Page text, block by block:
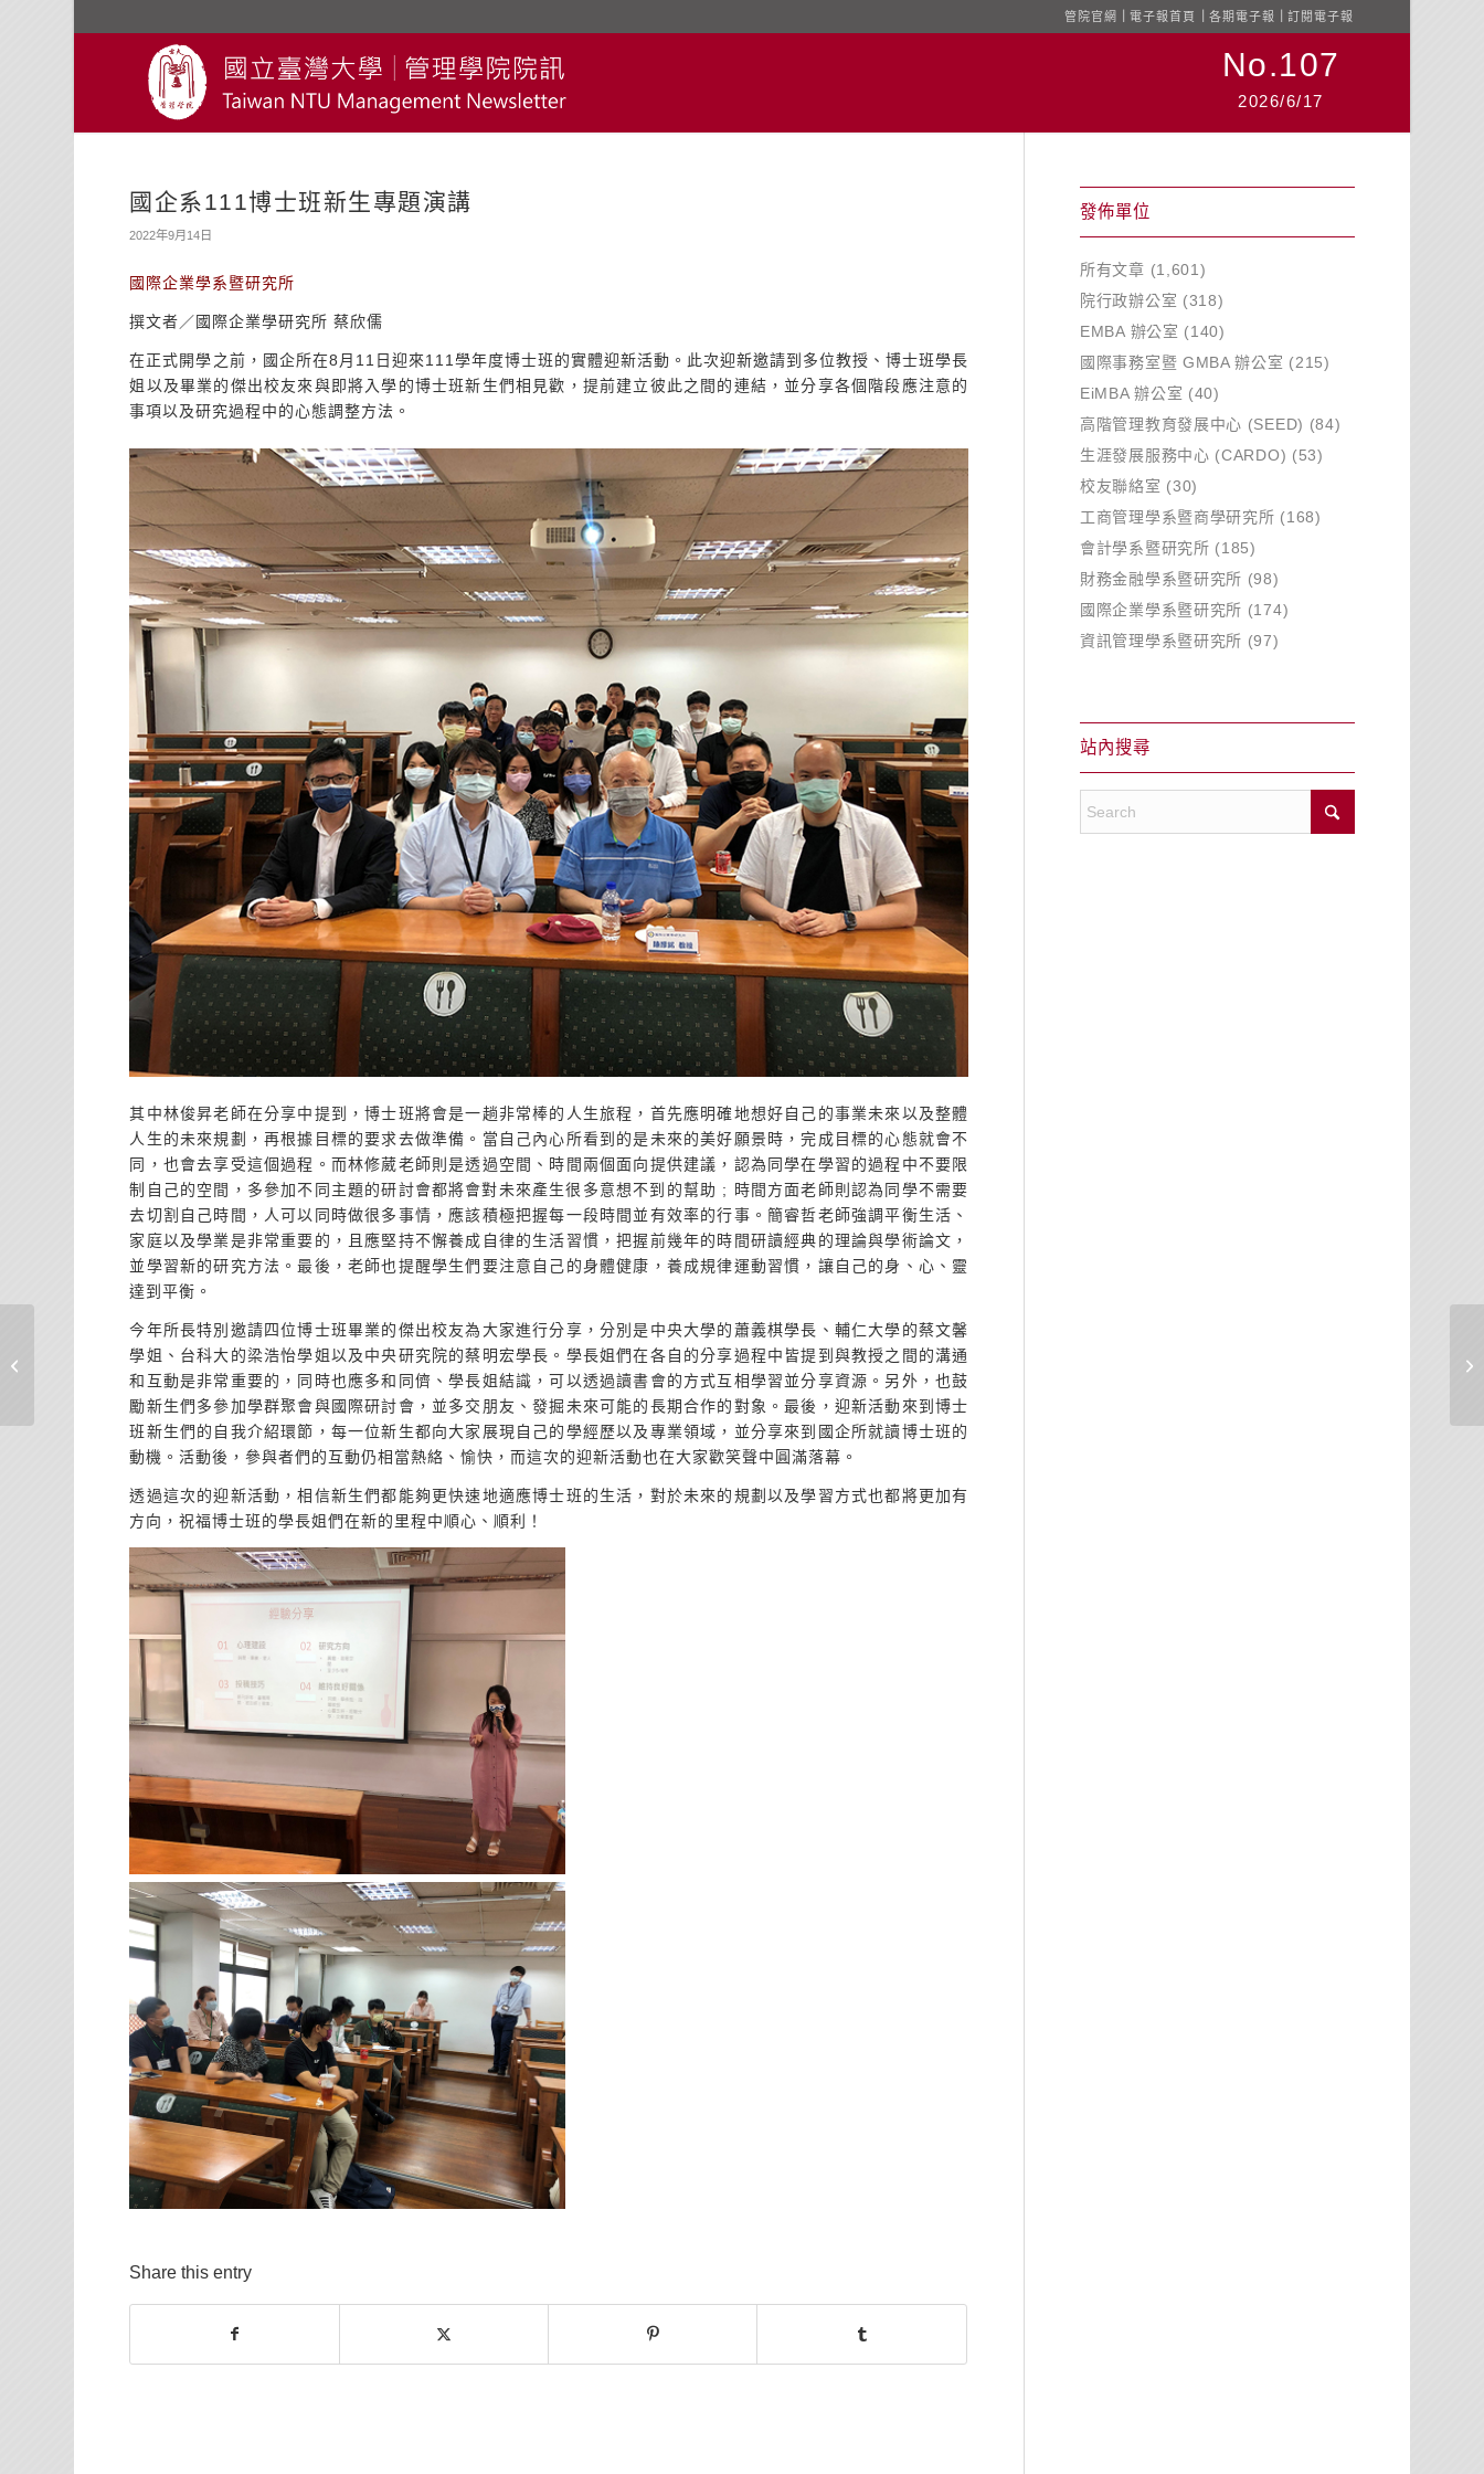
管院官網 電子報首頁 各期電子報 ｜訂閱電子報
No.107
2026/6/17
國企系111博士班新生專題演講
2022年9月14日
國際企業學系暨研究所
撰文者／國際企業學研究所 蔡欣儒
在正式開學之前，國企所在8月11日迎來111學年度博士班的實體迎新活動。此次迎新邀請到多位教授、博士班學長
姐以及畢業的傑出校友來與即將入學的博士班新生們相見歡，提前建立彼此之間的連結，並分享各個階段應注意的
事項以及研究過程中的心態調整方法。
其中林俊昇老師在分享中提到，博士班將會是一趟非常棒的人生旅程，首先應明確地想好自己的事業未來以及整體
人生的未來規劃，再根據目標的要求去做準備。當自己內心所看到的是未來的美好願景時，完成目標的心態就會不
同，也會去享受這個過程。而林修葳老師則是透過空間、時間兩個面向提供建議，認為同學在學習的過程中不要限
制自己的空間，多參加不同主題的研討會都將會對未來產生很多意想不到的幫助 ; 時間方面老師則認為同學不需要
去切割自己時間，人可以同時做很多事情，應該積極把握每一段時間並有效率的行事。簡睿哲老師強調平衡生活、
家庭以及學業是非常重要的，且應堅持不懈養成自律的生活習慣，把握前幾年的時間研讀經典的理論與學術論文，
並學習新的研究方法。最後，老師也提醒學生們要注意自己的身體健康，養成規律運動習慣，讓自己的身、心、靈
達到平衡。
今年所長特別邀請四位博士班畢業的傑出校友為大家進行分享，分別是中央大學的蕭義棋學長、輔仁大學的蔡文馨
學姐、台科大的梁浩怡學姐以及中央研究院的蔡明宏學長。學長姐們在各自的分享過程中皆提到與教授之間的溝通
和互動是非常重要的，同時也應多和同儕、學長姐結識，可以透過讀書會的方式互相學習並分享資源。另外，也鼓
勵新生們多參加學群聚會與國際研討會，並多交朋友、發掘未來可能的長期合作的對象。最後，迎新活動來到博士
班新生們的自我介紹環節，每一位新生都向大家展現自己的學經歷以及專業領域，並分享來到國企所就讀博士班的
動機。活動後，參與者們的互動仍相當熱絡、愉快，而這次的迎新活動也在大家歡笑聲中圓滿落幕。
透過這次的迎新活動，相信新生們都能夠更快速地適應博士班的生活，對於未來的規劃以及學習方式也都將更加有
方向，祝福博士班的學長姐們在新的里程中順心、順利！
Share this entry
發佈單位
所有文章 (1,601)
院行政辦公室 (318)
EMBA 辦公室 (140)
國際事務室暨 GMBA 辦公室 (215)
EiMBA 辦公室 (40)
高階管理教育發展中心 (SEED) (84)
生涯發展服務中心 (CARDO) (53)
校友聯絡室 (30)
工商管理學系暨商學研究所 (168)
會計學系暨研究所 (185)
財務金融學系暨研究所 (98)
國際企業學系暨研究所 (174)
資訊管理學系暨研究所 (97)
站內搜尋
臺大資管系「110-2 資訊
教育服務」學習心得